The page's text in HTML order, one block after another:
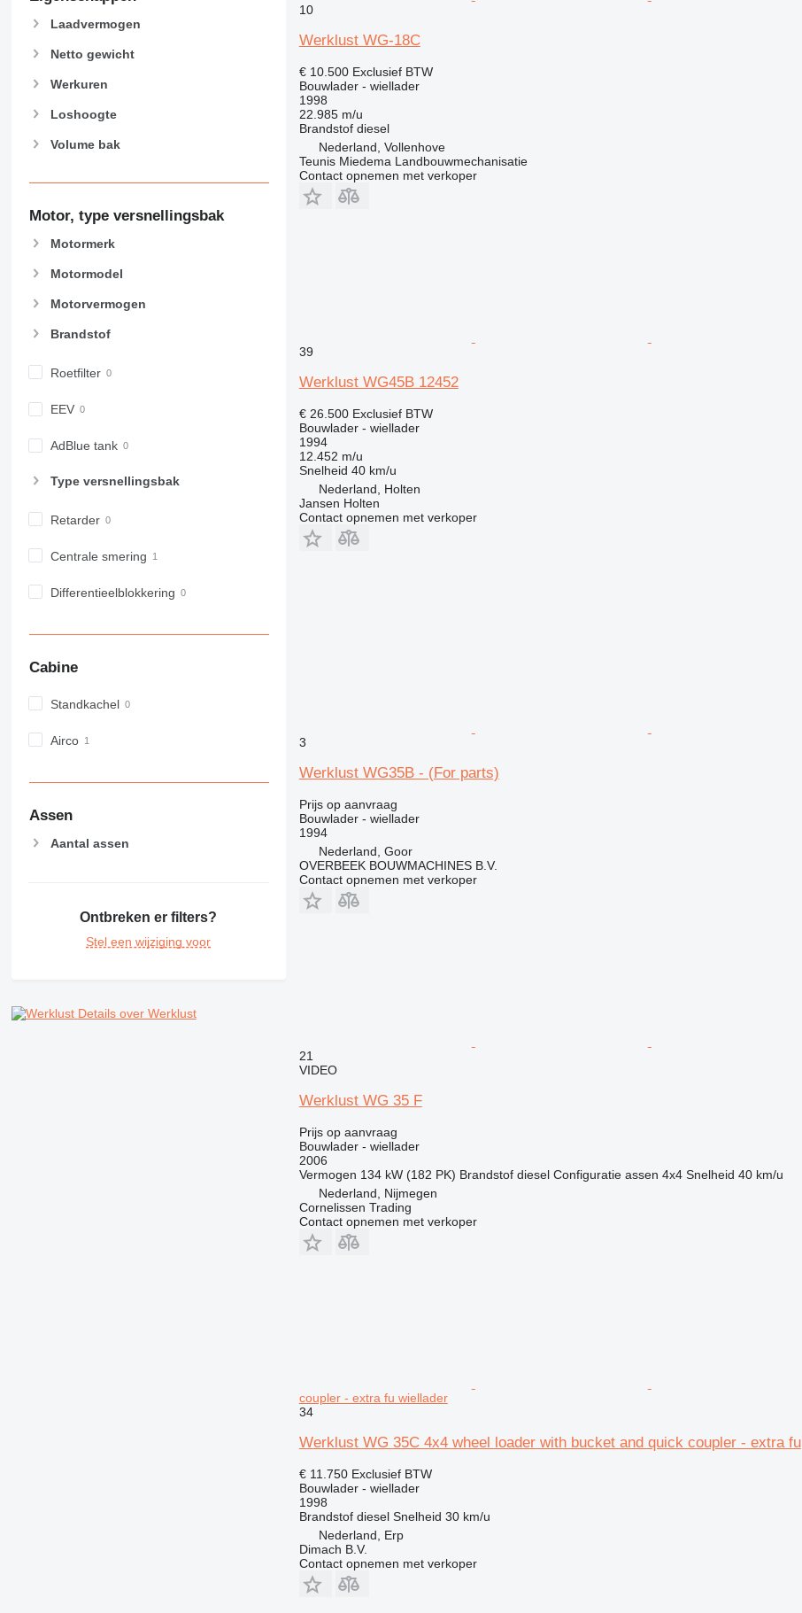
Laadvermogen
Netto gewicht
Werkuren
Loshoogte
Volume bak
Motor, type versnellingsbak
Motormerk
Motormodel
Motorvermogen
Brandstof
Roetfilter
EEV
AdBlue tank
Type versnellingsbak
Retarder
Centrale smering
Differentieelblokkering
Cabine
Standkachel
Airco
Assen
Aantal assen
Ontbreken er filters?
Stel een wijziging voor
Details over Werklust
10
Werklust WG-18C
€ 10.500 Exclusief BTW
Bouwlader - wiellader
1998
22.985 m/u
Brandstof diesel
Nederland, Vollenhove
Teunis Miedema Landbouwmechanisatie
Contact opnemen met verkoper
39
Werklust WG45B 12452
€ 26.500 Exclusief BTW
Bouwlader - wiellader
1994
12.452 m/u
Snelheid 40 km/u
Nederland, Holten
Jansen Holten
Contact opnemen met verkoper
3
Werklust WG35B - (For parts)
Prijs op aanvraag
Bouwlader - wiellader
1994
Nederland, Goor
OVERBEEK BOUWMACHINES B.V.
Contact opnemen met verkoper
21
VIDEO
Werklust WG 35 F
Prijs op aanvraag
Bouwlader - wiellader
2006
Vermogen 134 kW (182 PK) Brandstof diesel Configuratie assen 4x4 Snelheid 40 km/u
Nederland, Nijmegen
Cornelissen Trading
Contact opnemen met verkoper
coupler - extra fu wiellader
34
Werklust WG 35C 4x4 wheel loader with bucket and quick coupler - extra fu
€ 11.750 Exclusief BTW
Bouwlader - wiellader
1998
Brandstof diesel Snelheid 30 km/u
Nederland, Erp
Dimach B.V.
Contact opnemen met verkoper